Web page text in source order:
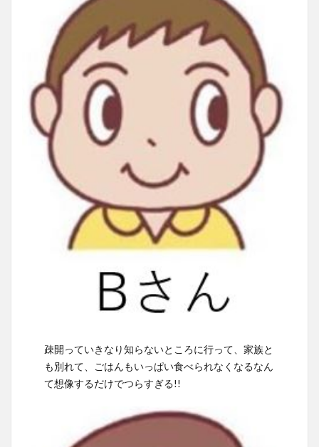
疎開っていきなり知らないところに行って、家族と
も別れて、ごはんもいっぱい食べられなくなるなん
て想像するだけでつらすぎる!!